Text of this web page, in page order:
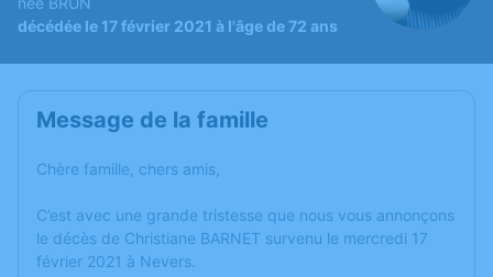
décédée le 17 février 2021 à l'âge de 72 ans
Message de la famille
Chère famille, chers amis,
C’est avec une grande tristesse que nous vous annonçons
le décès de Christiane BARNET survenu le mercredi 17
février 2021 à Nevers.